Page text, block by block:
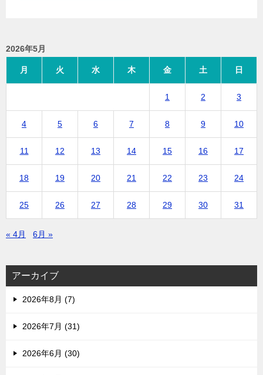
2026年5月
月 火 水 木 金 土 日
1 2 3
4 5 6 7 8 9 10
11 12 13 14 15 16 17
18 19 20 21 22 23 24
25 26 27 28 29 30 31
« 4月 6月 »
アーカイブ
2026年8月 (7)
2026年7月 (31)
2026年6月 (30)